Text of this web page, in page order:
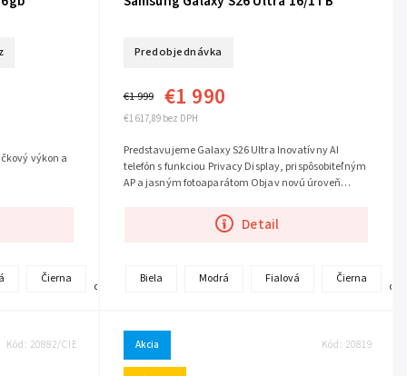
výkon a
Čierna
ďalšie
Predobjednávka
€1 617,89 bez DPH
€1 999 €1 990
Detail
Predstavujeme Galaxy S26 Ultra Inovatívny AI
telefón s funkciou Privacy Display, prispôsobiteľným
AP a jasným fotoaparátom Objav novú úroveň
Biela Modrá Fialová Čierna
Kód: 20882/CIE Akcia Kód: 20819